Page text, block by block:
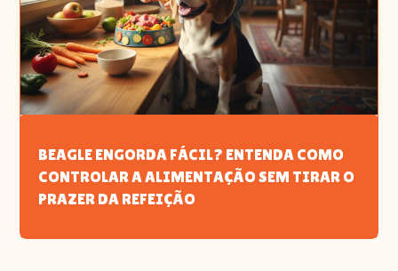
BEAGLE ENGORDA FÁCIL? ENTENDA COMO
CONTROLAR A ALIMENTAÇÃO SEM TIRAR O
PRAZER DA REFEIÇÃO